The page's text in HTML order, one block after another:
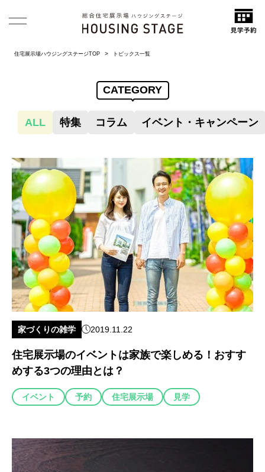
住宅展示場ハウジングステージTOP トピックス一覧
CATEGORY
ALL 特集 コラム イベント・キャンペーン
家づくりの雑学 2019.11.22
住宅展示場のイベントは家族で楽しめる！おすす
めする3つの理由とは？
イベント 予約 住宅展示場 見学